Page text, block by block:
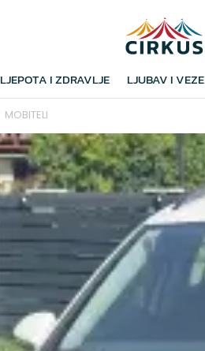
LJEPOTA I ZDRAVLJE LJUBAV I VEZE